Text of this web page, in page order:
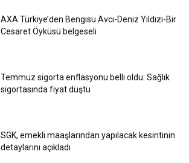
AXA Türkiye’den Bengisu Avcı-Deniz Yıldızı-Bir
Cesaret Öyküsü belgeseli
Temmuz sigorta enflasyonu belli oldu: Sağlık
sigortasında fiyat düştü
SGK, emekli maaşlarından yapılacak kesintinin
detaylarını açıkladı